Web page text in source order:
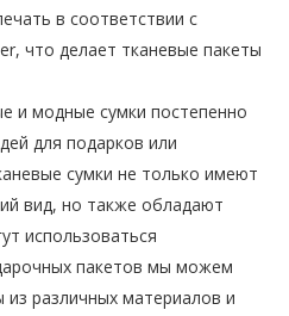
в соответствии с
что делает тканевые пакеты
и модные сумки постепенно
для подарков или
сумки не только имеют
вид, но также обладают
использоваться
пакетов мы можем
различных материалов и